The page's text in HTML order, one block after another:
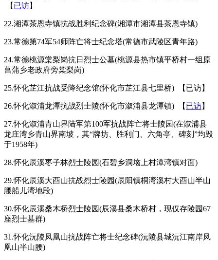
【 已访】
22.湘潭茶恩寺镇抗战胜利纪念碑(湘潭市湘潭县茶恩寺镇)
23.常德第74军54师阵亡将士纪念塔(常德市武陵区青年路)
24.常德桃源棠梨岗抗日烈士公墓(桃源县热市镇平桥村一组原
菖蒲乡老政府旁棠梨岗)
25.怀化芷江抗战受降纪念馆(怀化市芷江县七里桥) 【已访】
26.怀化溆浦龙潭抗战烈士陵(怀化市溆浦县龙潭镇) 【 已访】
27.怀化溆浦青山界陆军第100军抗战阵亡将士陵园(在溆浦县
龙庄湾乡青山界南坡，其“牌坊、胜利门、六角亭、碑刻”均毁
于1958年)
28.怀化辰溪枣子林烈士陵园(石碧乡洞垴上村潭湾镇对面)
29.怀化辰溪大酉山抗战烈士陵园(辰阳镇桐湾溪村大酉山半山
腰船儿湾地段)
30.怀化辰溪桑木桥烈士陵园(辰溪县桑木桥村，现仅存陵园67
座烈士墓群)
31.怀化沅陵凤凰山抗战阵亡将士纪念碑(沅陵县城沅江南岸凤
凰山半山腰)